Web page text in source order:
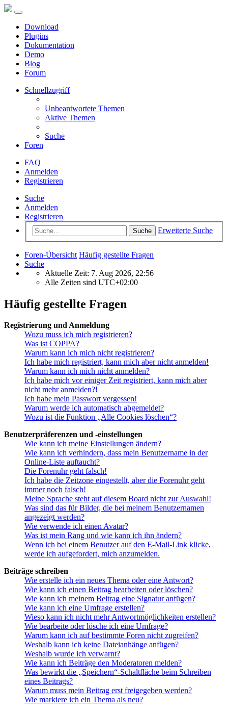
Download
Plugins
Dokumentation
Demo
Blog
Forum
Schnellzugriff
Unbeantwortete Themen
Aktive Themen
Suche
Foren
FAQ
Anmelden
Registrieren
Suche
Anmelden
Registrieren
Suche Erweiterte Suche
Foren-Übersicht Häufig gestellte Fragen
Suche
Aktuelle Zeit: 7. Aug 2026, 22:56
Alle Zeiten sind UTC+02:00
Häufig gestellte Fragen
Registrierung und Anmeldung
Wozu muss ich mich registrieren?
Was ist COPPA?
Warum kann ich mich nicht registrieren?
Ich habe mich registriert, kann mich aber nicht anmelden!
Warum kann ich mich nicht anmelden?
Ich habe mich vor einiger Zeit registriert, kann mich aber
nicht mehr anmelden?!
Ich habe mein Passwort vergessen!
Warum werde ich automatisch abgemeldet?
Wozu ist die Funktion „Alle Cookies löschen“?
Benutzerpräferenzen und -einstellungen
Wie kann ich meine Einstellungen ändern?
Wie kann ich verhindern, dass mein Benutzername in der
Online-Liste auftaucht?
Die Forenuhr geht falsch!
Ich habe die Zeitzone eingestellt, aber die Forenuhr geht
immer noch falsch!
Meine Sprache steht auf diesem Board nicht zur Auswahl!
Was sind das für Bilder, die bei meinem Benutzernamen
angezeigt werden?
Wie verwende ich einen Avatar?
Was ist mein Rang und wie kann ich ihn ändern?
Wenn ich bei einem Benutzer auf den E-Mail-Link klicke,
werde ich aufgefordert, mich anzumelden.
Beiträge schreiben
Wie erstelle ich ein neues Thema oder eine Antwort?
Wie kann ich einen Beitrag bearbeiten oder löschen?
Wie kann ich meinem Beitrag eine Signatur anfügen?
Wie kann ich eine Umfrage erstellen?
Wieso kann ich nicht mehr Antwortmöglichkeiten erstellen?
Wie bearbeite oder lösche ich eine Umfrage?
Warum kann ich auf bestimmte Foren nicht zugreifen?
Weshalb kann ich keine Dateianhänge anfügen?
Weshalb wurde ich verwarnt?
Wie kann ich Beiträge den Moderatoren melden?
Was bewirkt die „Speichern“-Schaltfläche beim Schreiben
eines Beitrags?
Warum muss mein Beitrag erst freigegeben werden?
Wie markiere ich ein Thema als neu?